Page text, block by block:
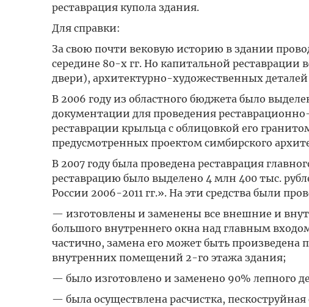
реставрация купола здания.
Для справки:
За свою почти вековую историю в здании
середине 80-х гг. Но капитальной
двери), архитектурно-художественных
В 2006 году из областного бюджета было
документации для проведения
реставрации крыльца с облицовкой его
предусмотренных проектом симбирского
В 2007 году была проведена реставрация
реставрацию было выделено 4 млн 400 тыс.
России 2006-2011 гг.». На эти средства были
— изготовлены и заменены все внешние и
большого внутреннего окна над главным
частично, замена его может быть
внутренних помещений 2-го этажа здания;
— было изготовлено и заменено 90% лепного
— была осуществлена расчистка,